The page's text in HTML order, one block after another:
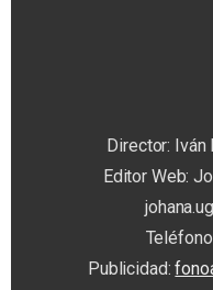
Director:
Editor Web:
Publicidad: